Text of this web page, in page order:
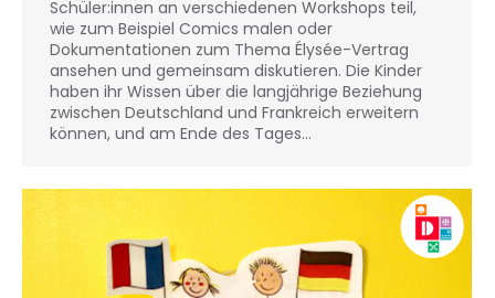
Schüler:innen an verschiedenen Workshops teil,
wie zum Beispiel Comics malen oder
Dokumentationen zum Thema Élysée-Vertrag
ansehen und gemeinsam diskutieren. Die Kinder
haben ihr Wissen über die langjährige Beziehung
zwischen Deutschland und Frankreich erweitern
können, und am Ende des Tages…